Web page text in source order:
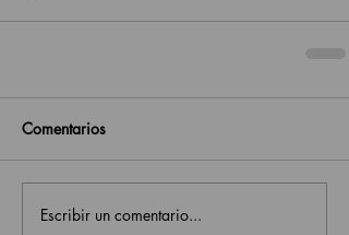
Comentarios
Escribir un comentario...